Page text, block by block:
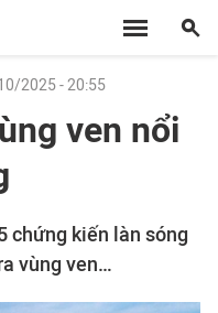
2025 - 20:55
ven nổi
chứng kiến làn sóng
vùng ven…